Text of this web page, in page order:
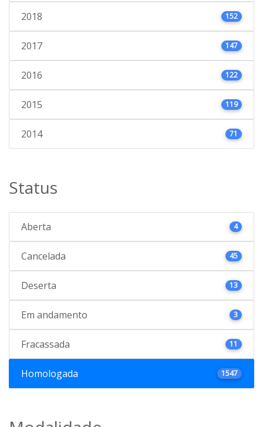
2018 152
2017 147
2016 122
2015 119
2014 71
Status
Aberta 4
Cancelada 45
Deserta 13
Em andamento 3
Fracassada 11
Homologada 1547